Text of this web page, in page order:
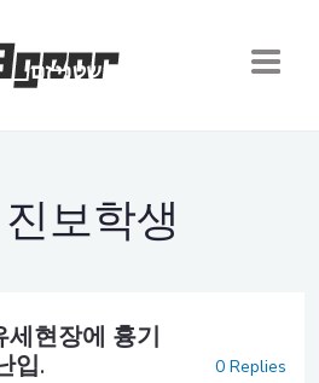
진보학생
세현장에 흉기
입.
0 Replies